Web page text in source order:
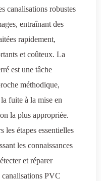
canalisations robustes
entraînant des
rapidement,
et coûteux. La
est une tâche
méthodique,
fuite à la mise en
la plus appropriée.
les étapes essentielles
les connaissances
et réparer
PVC